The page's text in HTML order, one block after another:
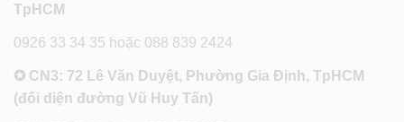
TpHCM
0926 33 34 35 hoặc 088 839 2424
✪ CN3: 72 Lê Văn Duyệt, Phường Gia Định, TpHCM
(đối diện đường Vũ Huy Tấn)